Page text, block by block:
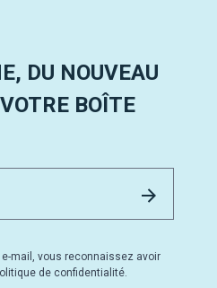
DU NOUVEAU
BOÎTE
mail, vous reconnaissez avoir
de confidentialité.